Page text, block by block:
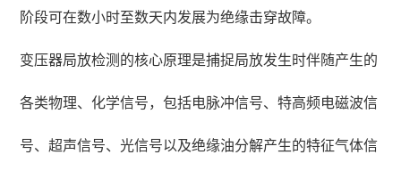
阶段可在数小时至数天内发展为绝缘击穿故障。
变压器局放检测的核心原理是捕捉局放发生时伴随产生的
各类物理、化学信号，包括电脉冲信号、特高频电磁波信
号、超声信号、光信号以及绝缘油分解产生的特征气体信